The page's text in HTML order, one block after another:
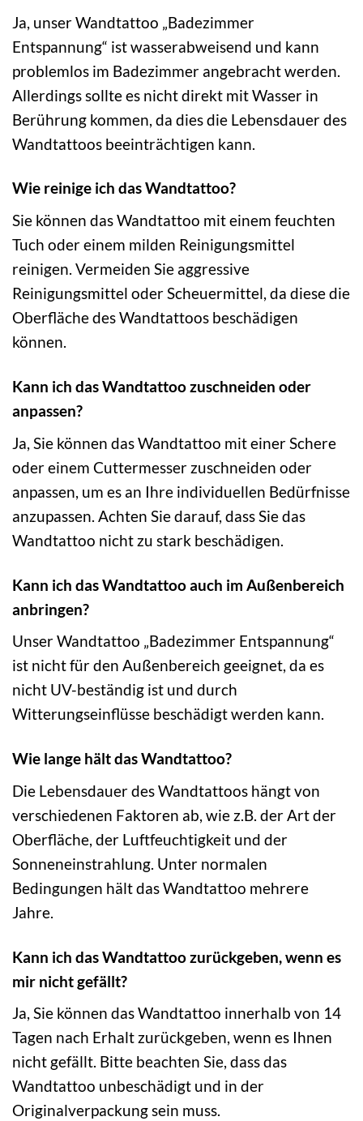
Ja, unser Wandtattoo „Badezimmer
Entspannung“ ist wasserabweisend und kann
problemlos im Badezimmer angebracht werden.
Allerdings sollte es nicht direkt mit Wasser in
Berührung kommen, da dies die Lebensdauer des
Wandtattoos beeinträchtigen kann.
Wie reinige ich das Wandtattoo?
Sie können das Wandtattoo mit einem feuchten
Tuch oder einem milden Reinigungsmittel
reinigen. Vermeiden Sie aggressive
Reinigungsmittel oder Scheuermittel, da diese die
Oberfläche des Wandtattoos beschädigen
können.
Kann ich das Wandtattoo zuschneiden oder
anpassen?
Ja, Sie können das Wandtattoo mit einer Schere
oder einem Cuttermesser zuschneiden oder
anpassen, um es an Ihre individuellen Bedürfnisse
anzupassen. Achten Sie darauf, dass Sie das
Wandtattoo nicht zu stark beschädigen.
Kann ich das Wandtattoo auch im Außenbereich
anbringen?
Unser Wandtattoo „Badezimmer Entspannung“
ist nicht für den Außenbereich geeignet, da es
nicht UV-beständig ist und durch
Witterungseinflüsse beschädigt werden kann.
Wie lange hält das Wandtattoo?
Die Lebensdauer des Wandtattoos hängt von
verschiedenen Faktoren ab, wie z.B. der Art der
Oberfläche, der Luftfeuchtigkeit und der
Sonneneinstrahlung. Unter normalen
Bedingungen hält das Wandtattoo mehrere
Jahre.
Kann ich das Wandtattoo zurückgeben, wenn es
mir nicht gefällt?
Ja, Sie können das Wandtattoo innerhalb von 14
Tagen nach Erhalt zurückgeben, wenn es Ihnen
nicht gefällt. Bitte beachten Sie, dass das
Wandtattoo unbeschädigt und in der
Originalverpackung sein muss.